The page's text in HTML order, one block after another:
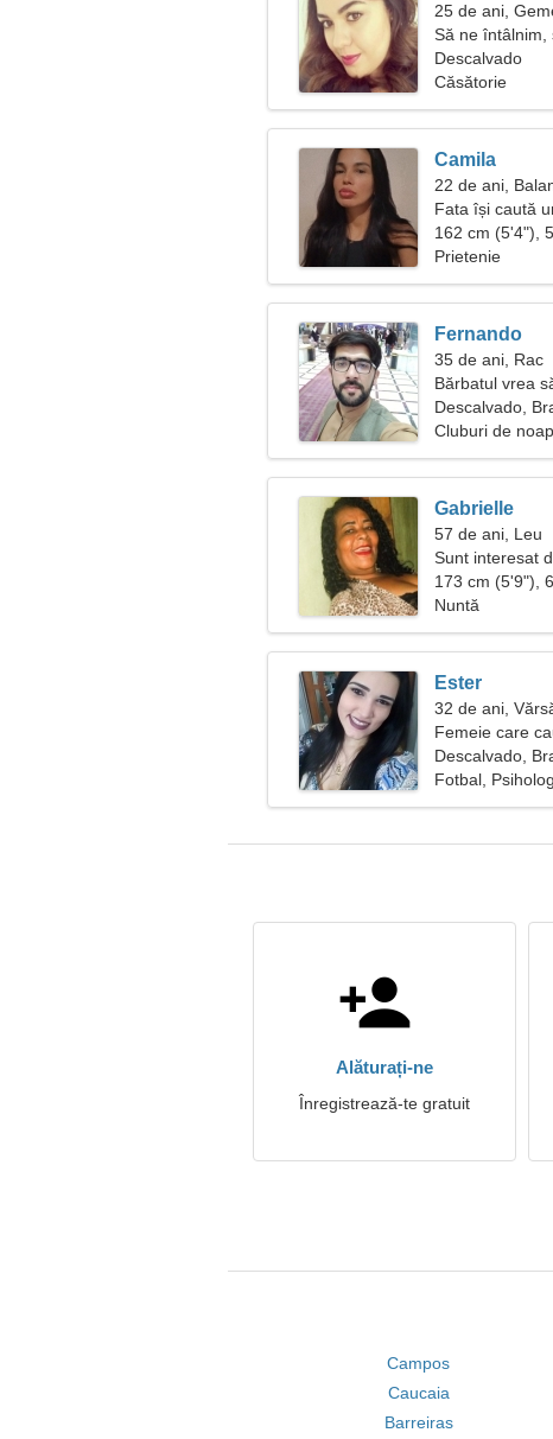
25 de ani,
Să ne întâlnim,
Descalvado
Căsătorie
Camila
22 de ani,
Fata își caută
162 cm (5'4"),
Prietenie
Fernando
35 de ani, Rac
Bărbatul vrea
Descalvado,
Cluburi de
Gabrielle
57 de ani, Leu
Sunt interesat
173 cm (5'9"),
Nuntă
Ester
32 de ani,
Femeie care
Descalvado,
Fotbal,
Alăturați-ne
Înregistrează-te gratuit
Campos
Caucaia
Barreiras